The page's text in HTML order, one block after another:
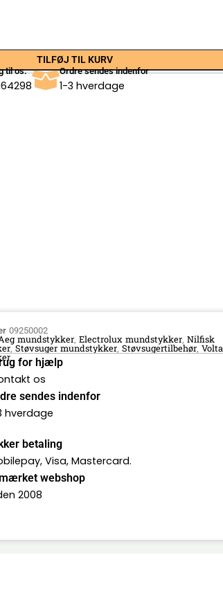
TILFØJ TIL KURV
til os. Ordre sendes indenfor
1-3 hverdage
09250002
mundstykker,Electrolux mundstykker,Nilfisk
,Støvsuger mundstykker,Støvsugertilbehør,Volta
for hjælp
os
sendes indenfor
hverdage
betaling
Visa, Mastercard.
webshop
2008